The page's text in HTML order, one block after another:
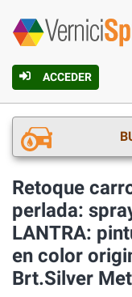
ACCEDER
Retoque
perlada:
LANTRA:
en color
Brt.Silver